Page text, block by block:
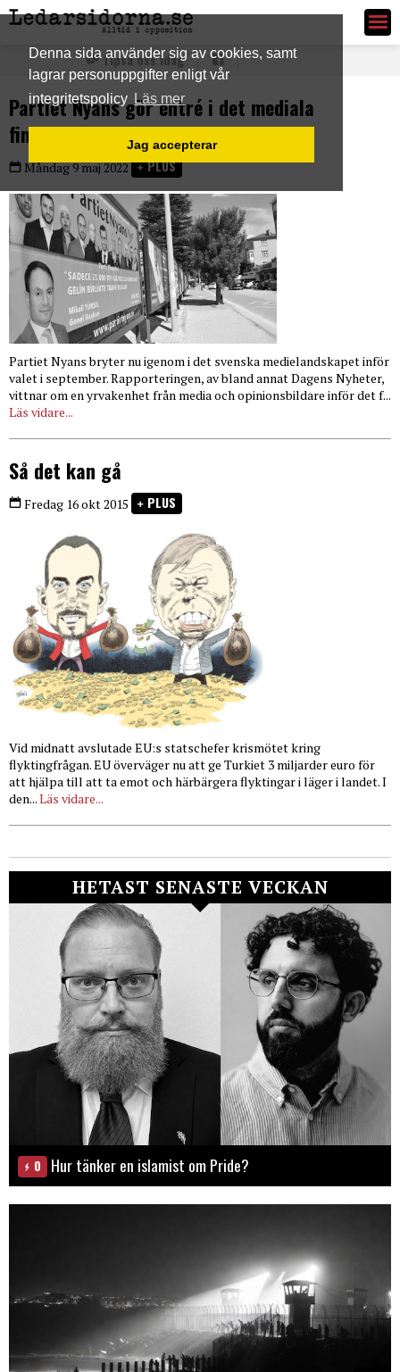
Denna sida använder sig av cookies, samt
lagrar personuppgifter enligt vår
integritetspolicy Läs mer
Jag accepterar
Ledarsidorna.se
Tipsa oss idag
Partiet Nyans gör entré i det mediala
finrummet
Måndag 9 maj 2022 PLUS
Partiet Nyans bryter nu igenom i det svenska medielandskapet inför
valet i september. Rapporteringen, av bland annat Dagens Nyheter,
vittnar om en yrvakenhet från media och opinionsbildare inför det f...
Läs vidare...
Så det kan gå
Fredag 16 okt 2015 PLUS
Vid midnatt avslutade EU:s statschefer krismötet kring
flyktingfrågan. EU överväger nu att ge Turkiet 3 miljarder euro för
att hjälpa till att ta emot och härbärgera flyktingar i läger i landet. I
den...Läs vidare...
HETAST SENASTE VECKAN
0 Hur tänker en islamist om Pride?